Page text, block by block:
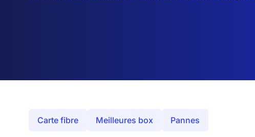
Carte fibre Meilleures box Pannes